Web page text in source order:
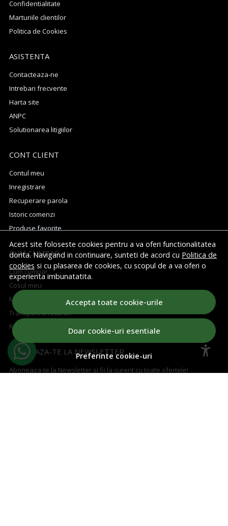
Acest site foloseste cookies pentru a va oferi functionalitatea
dorita. Navigand in continuare, sunteti de acord cu Politica de
cookies si cu plasarea de cookies, cu scopul de a va oferi o
experienta imbunatatita.
Accepta toate cookie-urile
Doar cookie-uri esentiale
Preferinte cookie-uri
Confidentialitate
Marturiile clientilor
Politica de Cookies
ASISTENTA
Contacteaza-ne
Intrebari frecvente
Harta site
ANPC
Solutionarea litigiilor
CONT CLIENT
Contul meu
Inregistrare
Recuperare parola
Istoric comenzi
Produse favorite
CUM CUMPAR
Cum cumpar
Cosul meu
Metode de plata
Transport si retururi
Regulament concurs
ABONEAZA-TE LA NEWSLETTER
Aboneaza-te la Newsletter si fii la curent cu toate ofertele!